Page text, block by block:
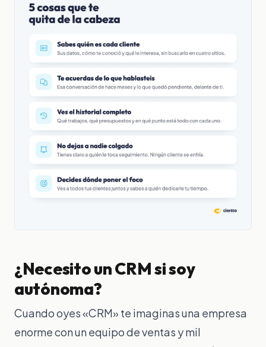
¿Necesito un CRM si soy
autónoma?
Cuando oyes «CRM» te imaginas una empresa
enorme con un equipo de ventas y mil